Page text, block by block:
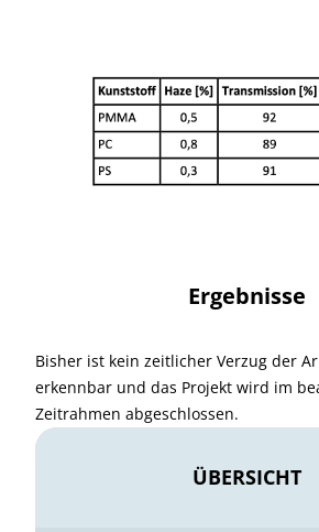
Ergebnisse
Bisher ist kein zeitlicher Verzug der
erkennbar und das Projekt wird im
Zeitrahmen abgeschlossen.
ÜBERSICHT